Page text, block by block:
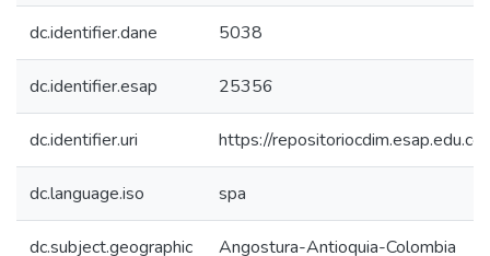
dc.identifier.dane 5038
dc.identifier.esap 25356
dc.identifier.uri https://
dc.language.iso spa
dc.subject.geographic Angostura-Antioquia-Colombia